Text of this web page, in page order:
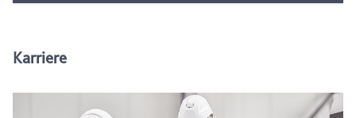
Karriere